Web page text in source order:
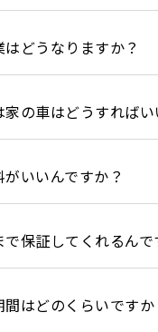
どうなりますか？
の⾞はどうすればい
いいんですか？
保証してくれるんで
はどのくらいですか